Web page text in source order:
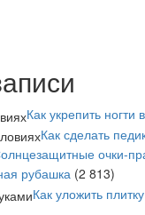
Как укрепить
Как сделать
очки-
рубашка (2 813)
Как уложить